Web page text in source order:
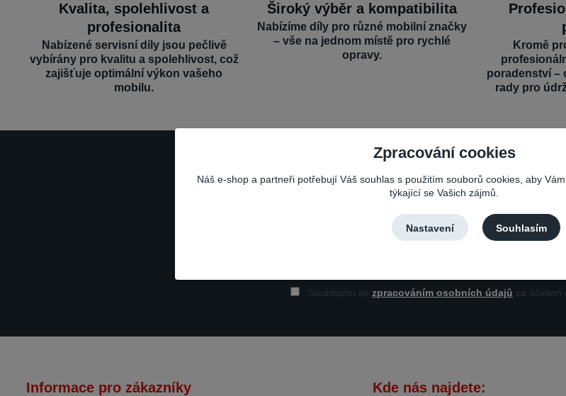
Kvalita, spolehlivost a
profesionalita
Nabízené servisní díly jsou pečlivě
vybírány pro kvalitu a spolehlivost, což
zajišťuje optimální výkon vašeho
mobilu.
Široký výběr a kompatibilita
Nabízíme díly pro různé mobilní značky
– vše na jednom místě pro rychlé
opravy.
Kromě
poradenství –
rady pro
Nepropásněte novinky, akce
Souhlasím se zpracováním osobních údajů za účelem
Informace pro zákazníky Kde nás najdete:
Zpracování cookies
Náš e-shop a partneři potřebují Váš souhlas s použitím souborů cookies, aby
týkající se Vašich zájmů.
Nastavení Souhlasím